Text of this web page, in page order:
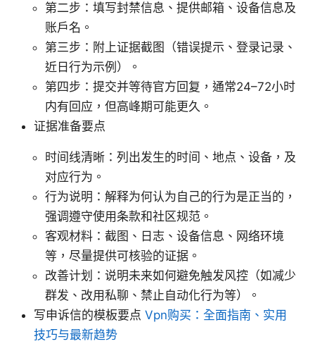
第二步：填写封禁信息、提供邮箱、设备信息及
账户名。
第三步：附上证据截图（错误提示、登录记录、
近日行为示例）。
第四步：提交并等待官方回复，通常24–72小时
内有回应，但高峰期可能更久。
证据准备要点
时间线清晰：列出发生的时间、地点、设备，及
对应行为。
行为说明：解释为何认为自己的行为是正当的，
强调遵守使用条款和社区规范。
客观材料：截图、日志、设备信息、网络环境
等，尽量提供可核验的证据。
改善计划：说明未来如何避免触发风控（如减少
群发、改用私聊、禁止自动化行为等）。
写申诉信的模板要点 Vpn购买：全面指南、实用
技巧与最新趋势